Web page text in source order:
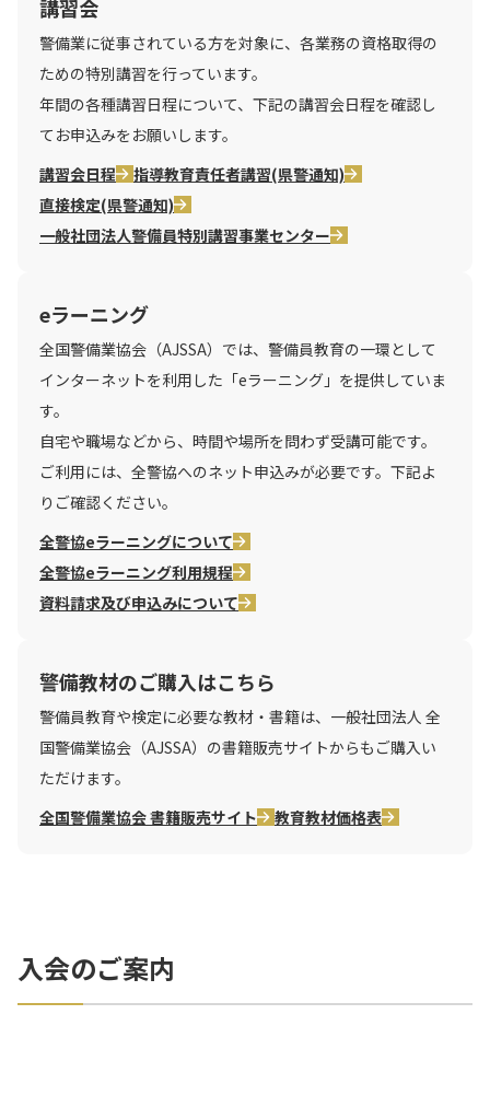
講習会
警備業に従事されている方を対象に、各業務の資格取得の
ための特別講習を行っています。
年間の各種講習日程について、下記の講習会日程を確認し
てお申込みをお願いします。
講習会日程
指導教育責任者講習(県警通知)
直接検定(県警通知)
一般社団法人警備員特別講習事業センター
eラーニング
全国警備業協会（AJSSA）では、警備員教育の一環として
インターネットを利用した「eラーニング」を提供していま
す。
自宅や職場などから、時間や場所を問わず受講可能です。
ご利用には、全警協へのネット申込みが必要です。下記よ
りご確認ください。
全警協eラーニングについて
全警協eラーニング利用規程
資料請求及び申込みについて
警備教材のご購入はこちら
警備員教育や検定に必要な教材・書籍は、一般社団法人 全
国警備業協会（AJSSA）の書籍販売サイトからもご購入い
ただけます。
全国警備業協会 書籍販売サイト
教育教材価格表
入会のご案内